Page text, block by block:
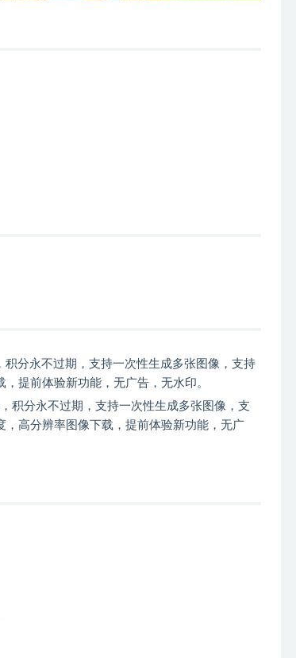
积分永不过期，支持一次性生成多张图像，支持
提前体验新功能，无广告，无水印。
积分永不过期，支持一次性生成多张图像，支
高分辨率图像下载，提前体验新功能，无广